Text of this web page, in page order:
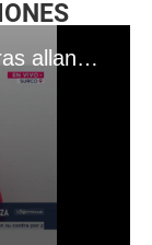
CORREO | Darwin Espinoza tras allanamiento a 10 de sus viviendas